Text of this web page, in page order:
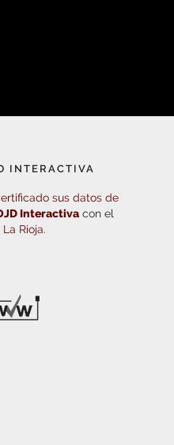
INTERACTIVA
sus datos de
Interactiva con el
Rioja.